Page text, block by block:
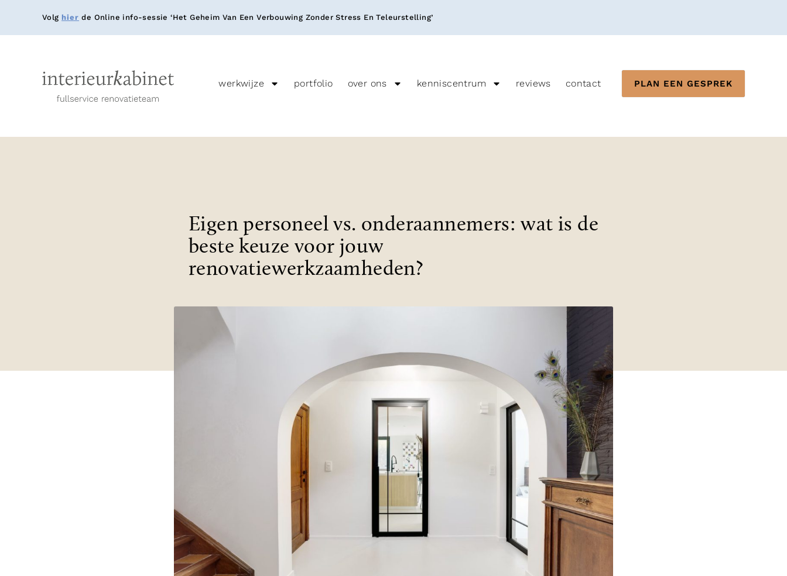
Volg hier de Online info-sessie ‘Het Geheim Van Een Verbouwing Zonder Stress En Teleurstelling’
werkwijze portfolio over ons kenniscentrum reviews contact PLAN EEN GESPREK
Eigen personeel vs. onderaannemers: wat is de
beste keuze voor jouw
renovatiewerkzaamheden?